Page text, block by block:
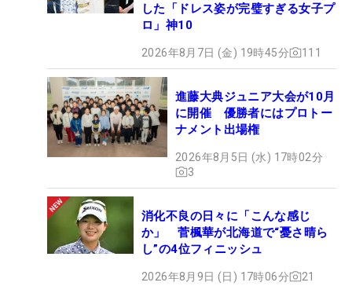
した「ドレス姿が完璧すぎる女子プ
ロ」神10
2026年8月7日 (金) 19時45分 111
進藤大典ジュニア大会が10月
に開催 優勝者にはプロトー
ナメント出場権
2026年8月5日 (水) 17時02分
3
消化不良の日々に「こんな感じ
か」 菅楓華が北海道で“憂さ晴ら
し”の4位フィニッシュ
2026年8月9日 (日) 17時06分 21